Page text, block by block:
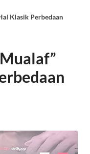
Klasik Perbedaan